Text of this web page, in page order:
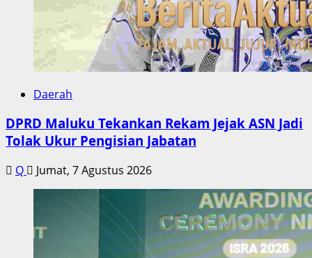
Daerah
DPRD Maluku Tekankan Rekam Jejak ASN Jadi
Tolak Ukur Pengisian Jabatan
Q Jumat, 7 Agustus 2026